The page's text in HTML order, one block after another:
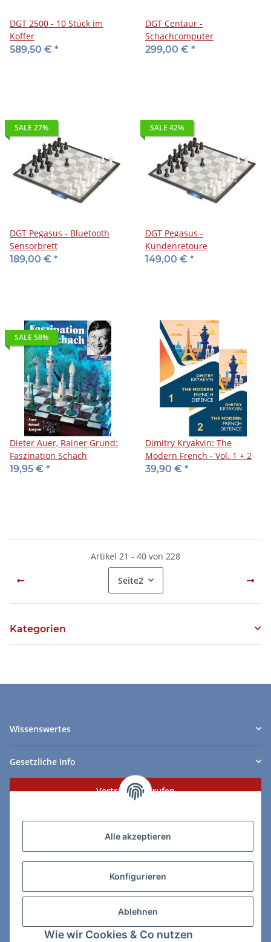
Alle akzeptieren
Konfigurieren
Ablehnen
Wie wir Cookies & Co nutzen
DGT 2500 - 10 Stück im
Koffer
589,50 € *
DGT Centaur -
Schachcomputer
299,00 € *
SALE 27%
DGT Pegasus - Bluetooth
Sensorbrett
189,00 € *
SALE 42%
DGT Pegasus -
Kundenretoure
149,00 € *
SALE 58%
Dieter Auer, Rainer Grund:
Faszination Schach
19,95 € *
Dimitry Kryakvin: The
Modern French - Vol. 1 + 2
39,90 € *
Artikel 21 - 40 von 228
Seite2
Kategorien
Wissenswertes
Gesetzliche Info
Vertrag widerrufen
ChessWare Schachversand